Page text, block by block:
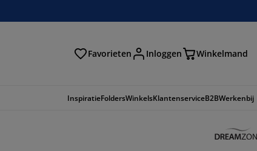
Favorieten Inloggen Winkelmand
InspiratieFoldersWinkelsKlantenserviceB2BWerkenbij